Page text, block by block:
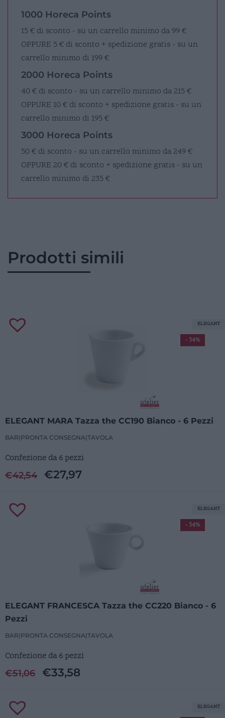
1000 Horeca Points
15 € di sconto - su un carrello minimo da 99 €
OPPURE 5 € di sconto + spedizione gratis - su un
carrello minimo di 199 €
2000 Horeca Points
40 € di sconto - su un carrello minimo da 215 €
OPPURE 10 € di sconto + spedizione gratis - su un
carrello minimo di 195 €
3000 Horeca Points
50 € di sconto - su un carrello minimo da 249 €
OPPURE 20 € di sconto + spedizione gratis - su un
carrello minimo di 235 €
Prodotti simili
ELEGANT MARA Tazza the CC190 Bianco - 6 Pezzi
BAR| PRONTA CONSEGNA|TAVOLA
Confezione da 6 pezzi
€42,54 €27,97
- 34%
ELEGANT
ELEGANT FRANCESCA Tazza the CC220 Bianco - 6
Pezzi
BAR| PRONTA CONSEGNA|TAVOLA
Confezione da 6 pezzi
€51,06 €33,58
- 34%
ELEGANT
ELEGANT